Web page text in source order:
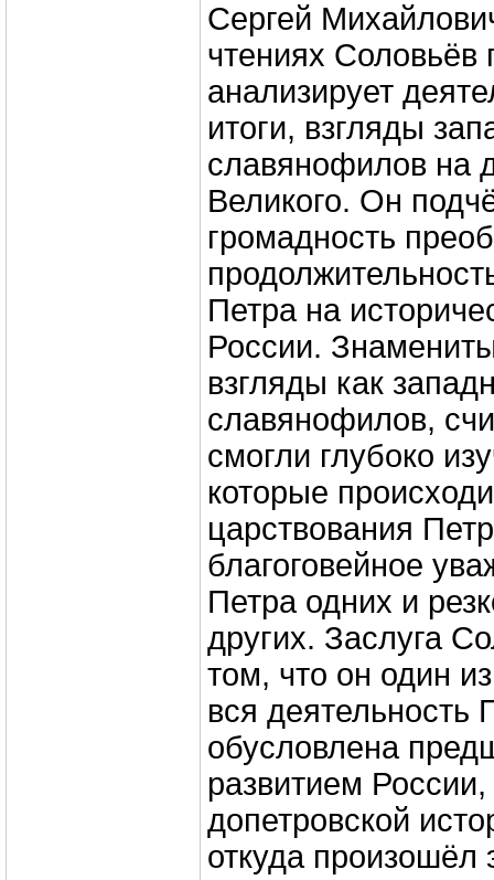
Сергей
чтениях Соловьёв
анализирует
итоги, взгляды
славянофилов на
Великого. Он
громадность
Петра на
России.
взгляды как
славянофилов,
смогли глубоко
которые
царствования
благоговейное
Петра одних и
других. Заслуга
том, что он один
вся деятельность
обусловлена
развитием
допетровской
откуда произошёл